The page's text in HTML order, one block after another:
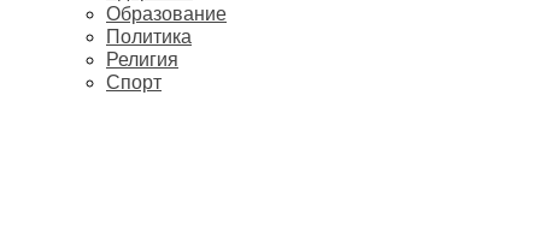
Образование
Политика
Религия
Спорт